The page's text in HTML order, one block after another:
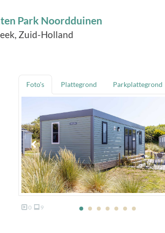
Park Noordduinen
Zuid-Holland
Foto's Plattegrond Parkplattegrond
0 9